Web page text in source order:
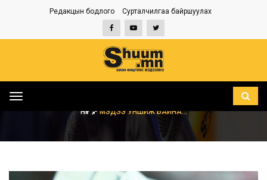
Редакцын бодлого Сурталчилгаа байршуулах
Toggle
НҮҮР МЭДЭЭ УНШИЖ БАЙНА...